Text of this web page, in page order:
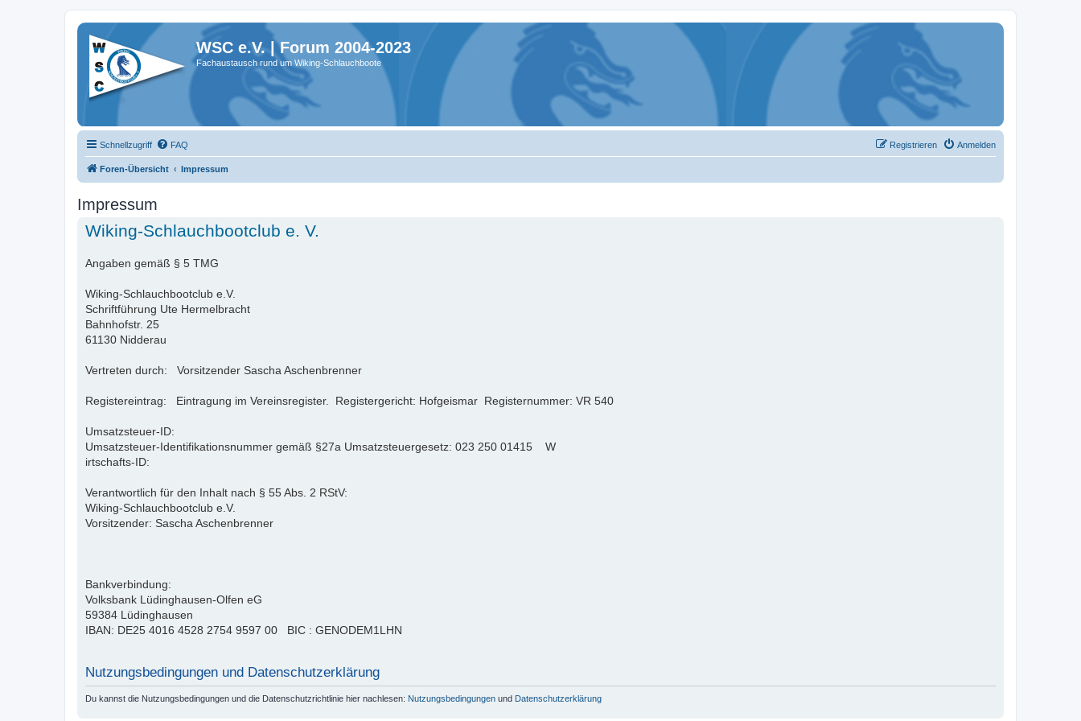
WSC e.V. | Forum 2004-2023
Fachaustausch rund um Wiking-Schlauchboote
Schnellzugriff FAQ Anmelden
Registrieren
Foren-Übersicht Impressum
Impressum
Wiking-Schlauchbootclub e. V.
Angaben gemäß § 5 TMG
Wiking-Schlauchbootclub e.V.
Schriftführung Ute Hermelbracht
Bahnhofstr. 25
61130 Nidderau
Vertreten durch: Vorsitzender Sascha Aschenbrenner
Registereintrag: Eintragung im Vereinsregister. Registergericht: Hofgeismar Registernummer: VR 540
Umsatzsteuer-ID:
Umsatzsteuer-Identifikationsnummer gemäß §27a Umsatzsteuergesetz: 023 250 01415 W
irtschafts-ID:
Verantwortlich für den Inhalt nach § 55 Abs. 2 RStV:
Wiking-Schlauchbootclub e.V.
Vorsitzender: Sascha Aschenbrenner
Bankverbindung:
Volksbank Lüdinghausen-Olfen eG
59384 Lüdinghausen
IBAN: DE25 4016 4528 2754 9597 00 BIC : GENODEM1LHN
Nutzungsbedingungen und Datenschutzerklärung
Du kannst die Nutzungsbedingungen und die Datenschutzrichtlinie hier nachlesen: Nutzungsbedingungen und Datenschutzerklärung